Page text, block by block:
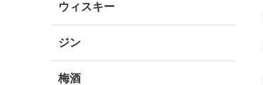
ウィスキー
ジン
梅酒